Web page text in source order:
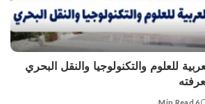
للعلوم والتكنولوجيا والنقل البحري